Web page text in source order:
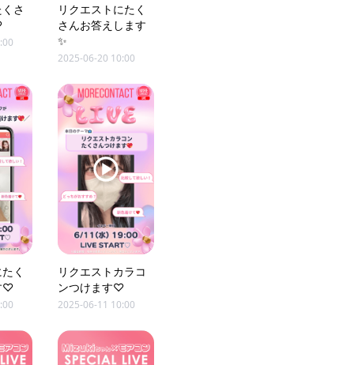
さ
リクエストにたく
さんお答えします
✨
2025-06-20 10:00
く
♡
リクエストカラコ
ンつけます♡
2025-06-11 10:00